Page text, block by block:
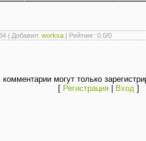
| Добавил: worksa | Рейтинг: 0.0/0
могут только
[ Регистрация| Вход]